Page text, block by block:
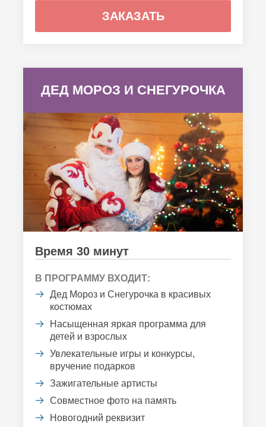
ЗАКАЗАТЬ
ДЕД МОРОЗ И СНЕГУРОЧКА
Время 30 минут
В ПРОГРАММУ ВХОДИТ:
Дед Мороз и Снегурочка в красивых
костюмах
Насыщенная яркая программа для
детей и взрослых
Увлекательные игры и конкурсы,
вручение подарков
Зажигательные артисты
Совместное фото на память
Новогодний реквизит